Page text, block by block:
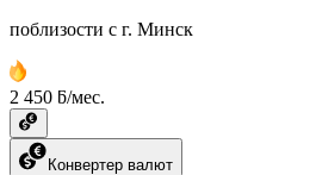
поблизости с г. Минск
2 450 ƃ/мес.
Конвертер валют